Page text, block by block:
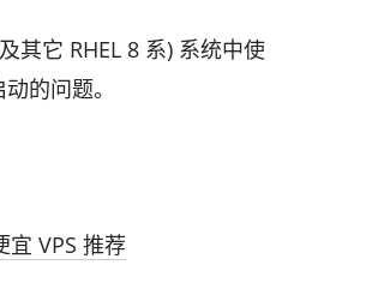
其它 RHEL 8 系) 系统中使
的问题。
宜 VPS 推荐